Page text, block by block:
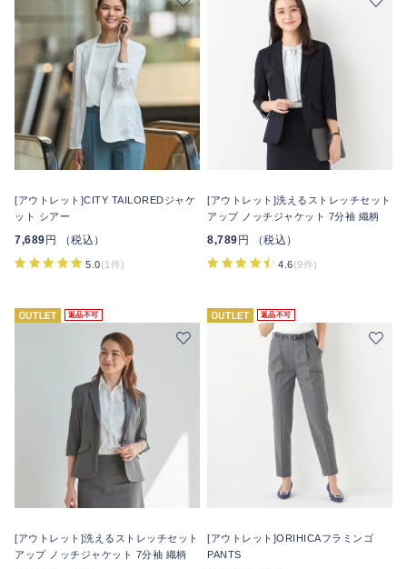
[アウトレット]CITY TAILOREDジャケ
ット シアー
7,689円 （税込）
5.0(1件)
[アウトレット]洗えるストレッチセット
アップ ノッチジャケット 7分袖 織柄
8,789円 （税込）
4.6(9件)
返品不可
[アウトレット]洗えるストレッチセット
アップ ノッチジャケット 7分袖 織柄
返品不可
[アウトレット]ORIHICAフラミンゴ
PANTS